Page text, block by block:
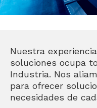
Nuestra
soluciones ocupa
Industria. Nos
para ofrecer
necesidades de